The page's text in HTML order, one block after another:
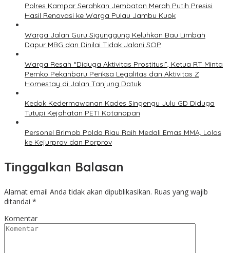
Polres Kampar Serahkan Jembatan Merah Putih Presisi
Hasil Renovasi ke Warga Pulau Jambu Kuok
Warga Jalan Guru Sigunggung Keluhkan Bau Limbah
Dapur MBG dan Dinilai Tidak Jalani SOP
Warga Resah “Diduga Aktivitas Prostitusi”, Ketua RT Minta
Pemko Pekanbaru Periksa Legalitas dan Aktivitas Z
Homestay di Jalan Tanjung Datuk
Kedok Kedermawanan Kades Singengu Julu GD Diduga
Tutupi Kejahatan PETI Kotanopan
Personel Brimob Polda Riau Raih Medali Emas MMA, Lolos
ke Kejurprov dan Porprov
Tinggalkan Balasan
Alamat email Anda tidak akan dipublikasikan. Ruas yang wajib
ditandai *
Komentar